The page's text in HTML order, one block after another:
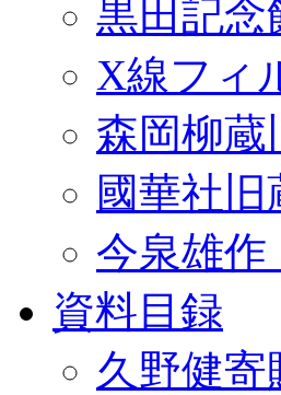
黒田記念
X線フィ
森岡柳蔵
國華社
今泉雄作
資料目録
久野健寄